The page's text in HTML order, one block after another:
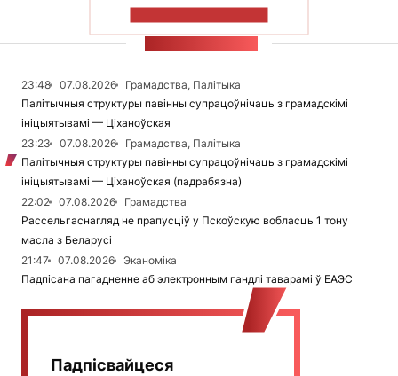
23:48 07.08.2026
Грамадства, Палітыка
Палітычныя структуры павінны супрацоўнічаць з грамадскімі
ініцыятывамі — Ціханоўская
23:23
07.08.2026
Грамадства, Палітыка
Палітычныя структуры павінны супрацоўнічаць з грамадскімі
ініцыятывамі — Ціханоўская (падрабязна)
22:02
07.08.2026
Грамадства
Рассельгаснагляд не прапусціў у Пскоўскую вобласць 1 тону
масла з Беларусі
21:47
07.08.2026
Эканоміка
Падпісана пагадненне аб электронным гандлі таварамі ў ЕАЭС
Падпісвайцеся